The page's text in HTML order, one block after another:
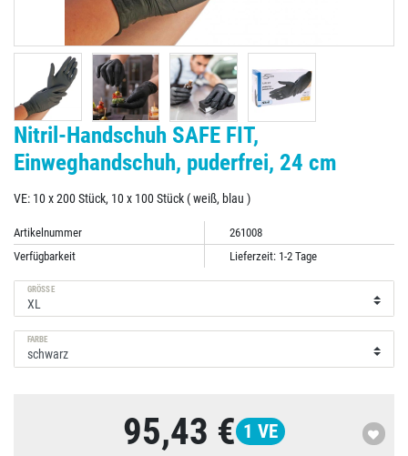
Nitril-Handschuh SAFE FIT,
Einweghandschuh, puderfrei, 24 cm
VE: 10 x 200 Stück, 10 x 100 Stück ( weiß, blau )
Artikelnummer
261008
Verfügbarkeit
Lieferzeit: 1-2 Tage
GRÖSSE
FARBE
95,43 € 1 VE